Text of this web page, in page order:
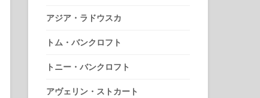
アジア・ラドウスカ
トム・バンクロフト
トニー・バンクロフト
アヴェリン・ストカート